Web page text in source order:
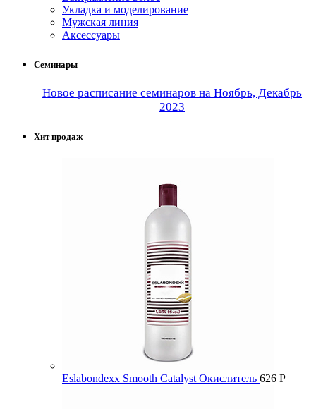
Укладка и моделирование
Мужская линия
Аксессуары
Семинары
Новое расписание семинаров на Ноябрь, Декабрь
2023
Хит продаж
Eslabondexx Smooth Catalyst Окислитель 626 Р